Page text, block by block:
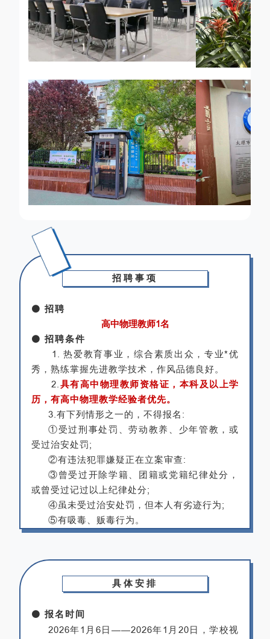
招聘事项
⚫ 招聘
高中物理教师1名
⚫ 招聘条件
1. 热爱教育事业，综合素质出众，专业*优
秀，熟练掌握先进教学技术，作风品德良好。
2. 具有高中物理教师资格证，本科及以上学
历，有高中物理教学经验者优先。
3.有下列情形之一的，不得报名:
①受过刑事处罚、劳动教养、少年管教，或
受过治安处罚;
②有违法犯罪嫌疑正在立案审查:
③曾受过开除学籍、团籍或党籍纪律处分，
或曾受过记过以上纪律处分;
④虽未受过治安处罚，但本人有劣迹行为;
⑤有吸毒、贩毒行为。
具体安排
⚫ 报名时间
2026年1月6日——2026年1月20日，学校视